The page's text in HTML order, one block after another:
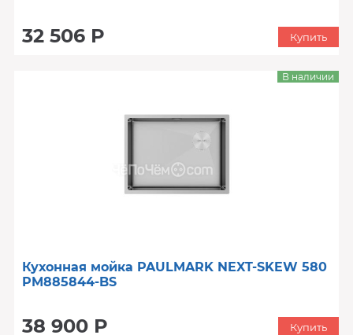
32 506 Р Купить
Кухонная мойка PAULMARK NEXT-SKEW 580
PM885844-BS
38 900 Р
В наличии
Купить